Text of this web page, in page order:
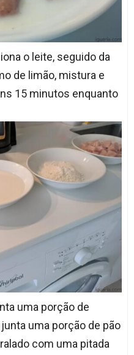
o leite, seguido da
de limão, mistura e
15 minutos enquanto
uma porção de
uma porção de pão
com uma pitada